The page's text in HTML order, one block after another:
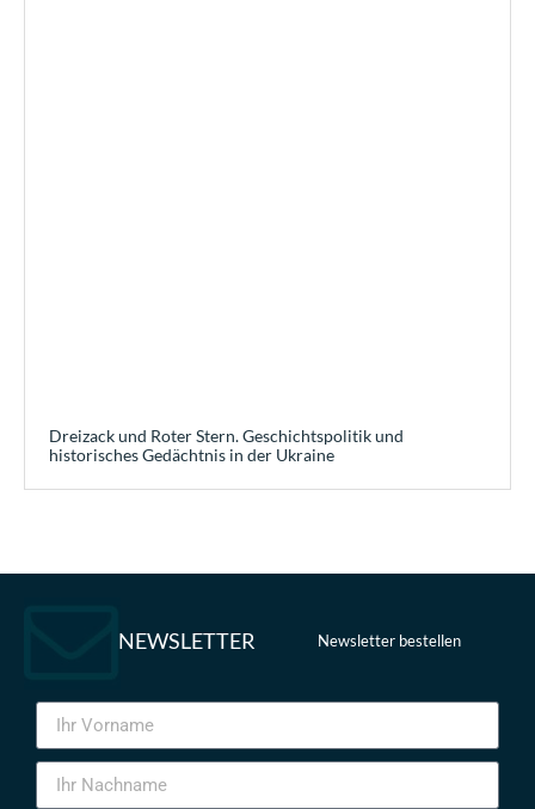
Dreizack und Roter Stern. Geschichtspolitik und
historisches Gedächtnis in der Ukraine
NEWSLETTER Newsletter bestellen